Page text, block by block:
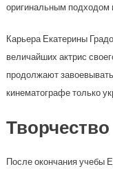
оригинальным подходом
Карьера Екатерины
величайших актрис
продолжают
кинематографе только
Творчество
После окончания учебы